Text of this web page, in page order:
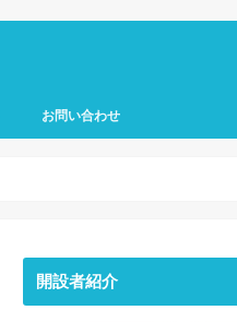
お問い合わせ
開設者紹介